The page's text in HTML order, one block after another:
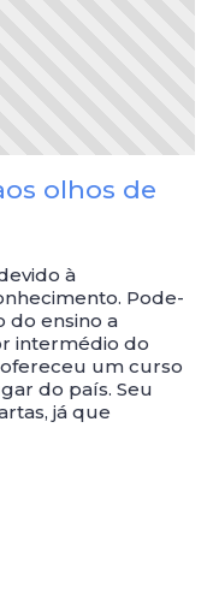
olhos de
à
Pode-
do ensino a
intermédio do
um curso
do país. Seu
já que